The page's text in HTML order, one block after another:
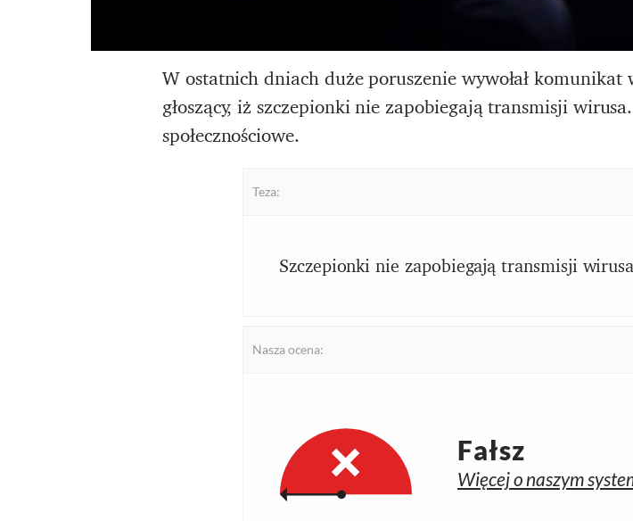
W ostatnich dniach duże poruszenie wywołał
głoszący, iż szczepionki nie zapobiegają transmisji
społecznościowe.
Teza:
Szczepionki nie zapobiegają transmisji
Nasza ocena:
Fałsz
Więcej o naszym